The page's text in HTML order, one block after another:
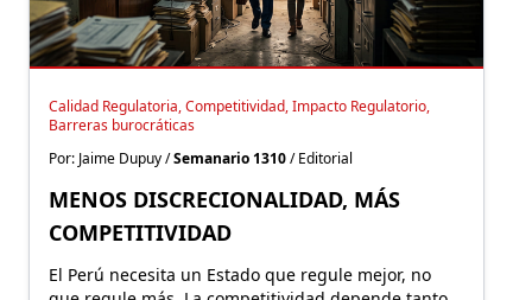
Calidad Regulatoria, Competitividad, Impacto Regulatorio,
Barreras burocráticas
Por: Jaime Dupuy /Semanario 1310/ Editorial
MENOS DISCRECIONALIDAD, MÁS
COMPETITIVIDAD
El Perú necesita un Estado que regule mejor, no